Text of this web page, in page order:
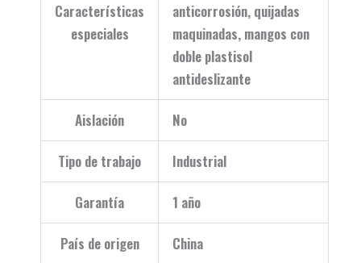
Características
especiales
anticorrosión, quijadas
maquinadas, mangos con
doble plastisol
antideslizante
Aislación No
Tipo de trabajo Industrial
Garantía 1 año
País de origen China